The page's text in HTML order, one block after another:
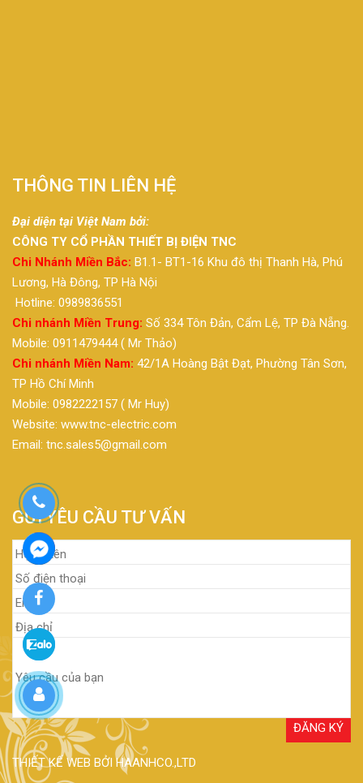
THÔNG TIN LIÊN HỆ
Đại diện tại Việt Nam bởi:
CÔNG TY CỔ PHẦN THIẾT BỊ ĐIỆN TNC
Chi Nhánh Miền Bắc: B1.1- BT1-16 Khu đô thị Thanh Hà, Phú
Lương, Hà Đông, TP Hà Nội
Hotline: 0989836551
Chi nhánh Miền Trung: Số 334 Tôn Đản, Cẩm Lệ, TP Đà Nẵng.
Mobile: 0911479444 ( Mr Thảo)
Chi nhánh Miền Nam: 42/1A Hoàng Bật Đạt, Phường Tân Sơn,
TP Hồ Chí Minh
Mobile: 0982222157 ( Mr Huy)
Website: www.tnc-electric.com
Email: tnc.sales5@gmail.com
GỬI YÊU CẦU TƯ VẤN
THIẾT KẾ WEB BỞI HAANHCO.,LTD